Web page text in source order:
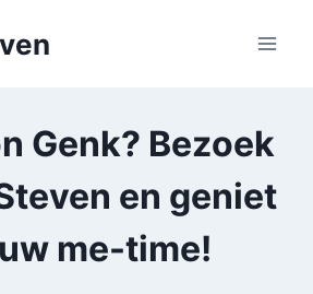
Genk? Bezoek
en geniet
me-time!